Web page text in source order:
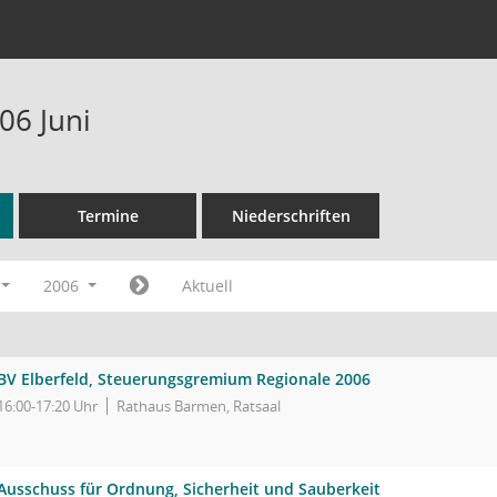
Juni
Termine Niederschriften
2006 Aktuell
Elberfeld, Steuerungsgremium Regionale 2006
17:20 Uhr Rathaus Barmen, Ratsaal
für Ordnung, Sicherheit und Sauberkeit